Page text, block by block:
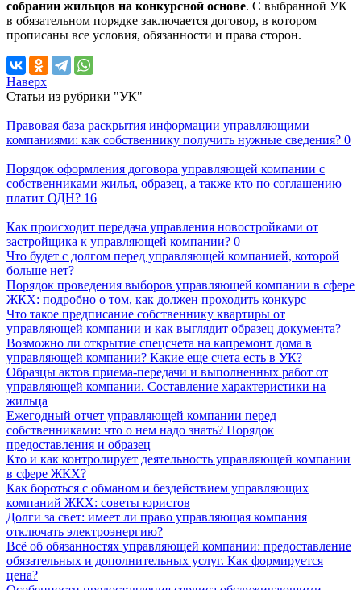
собрании жильцов на конкурсной основе. С выбранной УК
в обязательном порядке заключается договор, в котором
прописаны все условия, обязанности и права сторон.
Наверх
Статьи из рубрики "УК"
Правовая база раскрытия информации управляющими
компаниями: как собственнику получить нужные сведения? 0
Порядок оформления договора управляющей компании с
собственниками жилья, образец, а также кто по соглашению
платит ОДН? 16
Как происходит передача управления новостройками от
застройщика к управляющей компании? 0
Что будет с долгом перед управляющей компанией, которой
больше нет?
Порядок проведения выборов управляющей компании в сфере
ЖКХ: подробно о том, как должен проходить конкурс
Что такое предписание собственнику квартиры от
управляющей компании и как выглядит образец документа?
Возможно ли открытие спецсчета на капремонт дома в
управляющей компании? Какие еще счета есть в УК?
Образцы актов приема-передачи и выполненных работ от
управляющей компании. Составление характеристики на
жильца
Ежегодный отчет управляющей компании перед
собственниками: что о нем надо знать? Порядок
предоставления и образец
Кто и как контролирует деятельность управляющей компании
в сфере ЖКХ?
Как бороться с обманом и бездействием управляющих
компаний ЖКХ: советы юристов
Долги за свет: имеет ли право управляющая компания
отключать электроэнергию?
Всё об обязанностях управляющей компании: предоставление
обязательных и дополнительных услуг. Как формируется
цена?